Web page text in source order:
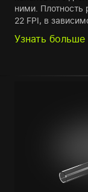
ними. Плотность
22 FPI, в
Узнать больше